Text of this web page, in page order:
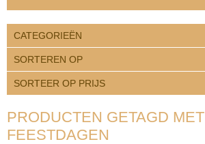
CATEGORIEËN
SORTEREN OP
SORTEER OP PRIJS
PRODUCTEN GETAGD MET
FEESTDAGEN